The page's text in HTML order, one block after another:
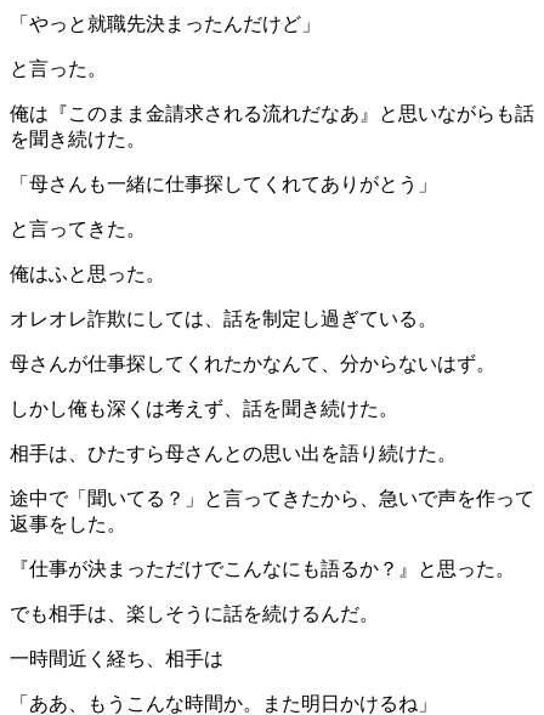
「やっと就職先決まったんだけど」
と言った。
俺は『このまま金請求される流れだなあ』と思いながらも話
を聞き続けた。
「母さんも一緒に仕事探してくれてありがとう」
と言ってきた。
俺はふと思った。
オレオレ詐欺にしては、話を制定し過ぎている。
母さんが仕事探してくれたかなんて、分からないはず。
しかし俺も深くは考えず、話を聞き続けた。
相手は、ひたすら母さんとの思い出を語り続けた。
途中で「聞いてる？」と言ってきたから、急いで声を作って
返事をした。
『仕事が決まっただけでこんなにも語るか？』と思った。
でも相手は、楽しそうに話を続けるんだ。
一時間近く経ち、相手は
「ああ、もうこんな時間か。また明日かけるね」